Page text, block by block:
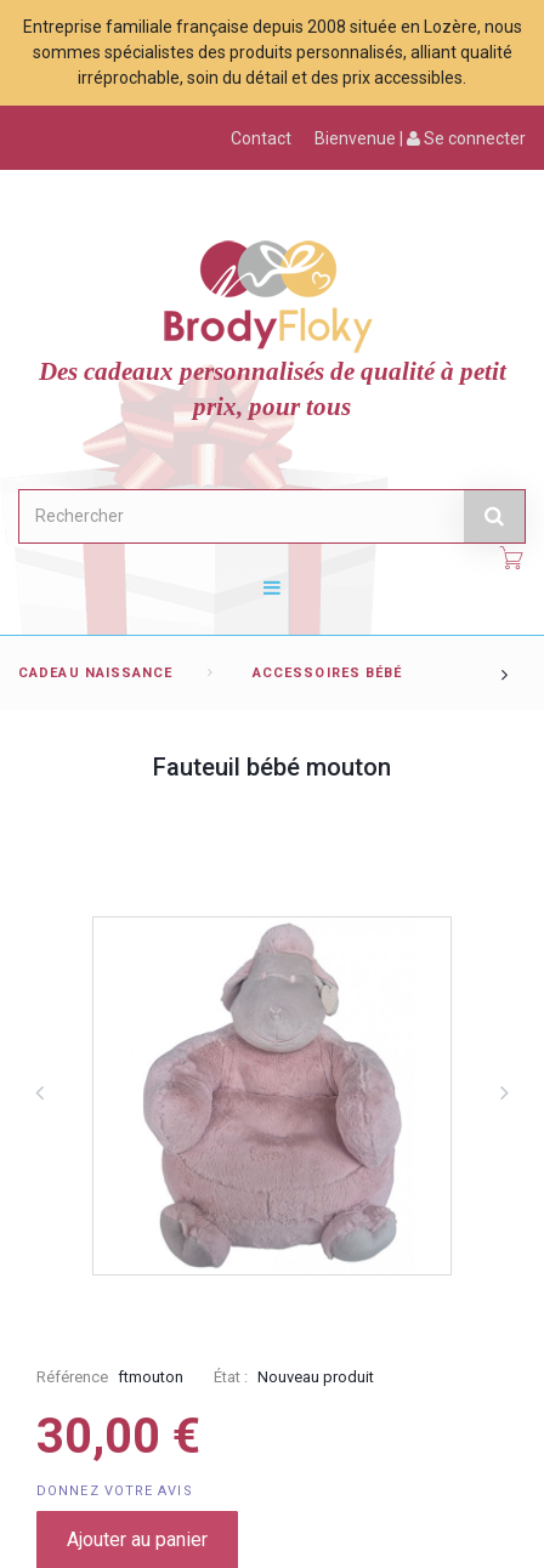
Entreprise familiale française depuis 2008 située en Lozère, nous
sommes spécialistes des produits personnalisés, alliant qualité
irréprochable, soin du détail et des prix accessibles.
Contact Bienvenue | Se connecter
Des cadeaux personnalisés de qualité à petit
prix, pour tous
CADEAU NAISSANCE ACCESSOIRES BÉBÉ
Fauteuil bébé mouton
Référence ftmouton État : Nouveau produit
30,00 €
DONNEZ VOTRE AVIS
Ajouter au panier